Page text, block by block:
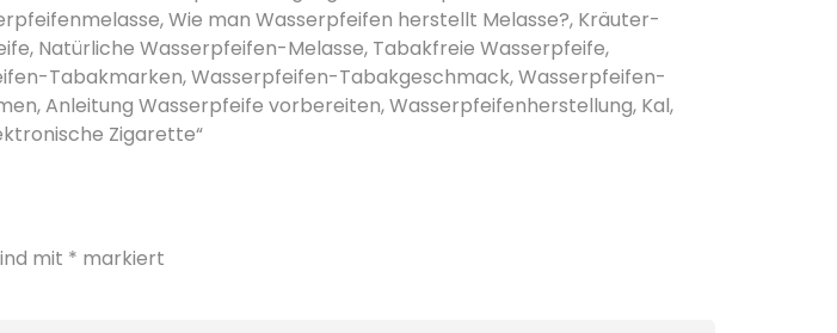
Wie man Wasserpfeifen herstellt Melasse?, Kräuter-
Natürliche Wasserpfeifen-Melasse, Tabakfreie Wasserpfeife,
Tabakmarken, Wasserpfeifen-Tabakgeschmack, Wasserpfeifen-
Anleitung Wasserpfeife vorbereiten, Wasserpfeifenherstellung, Kal,
Zigarette“
mit * markiert